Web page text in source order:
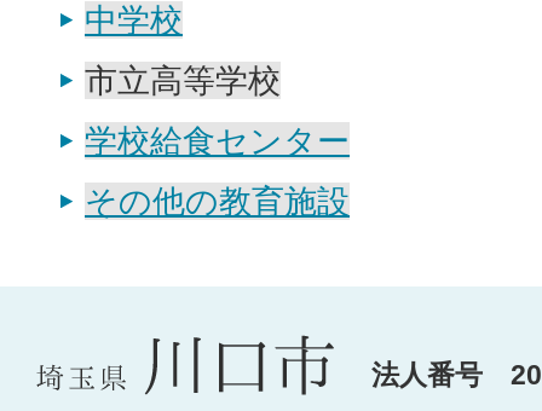
中学校
市立高等学校
学校給食センター
その他の教育施設
法人番号